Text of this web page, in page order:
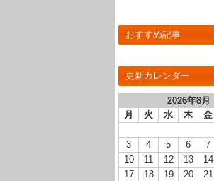
おすすめ記事
更新カレンダー
2026年8月
月
火 水 木 金
3
4 5 6 7
10
11 12 13 14
17
18 19 20 21